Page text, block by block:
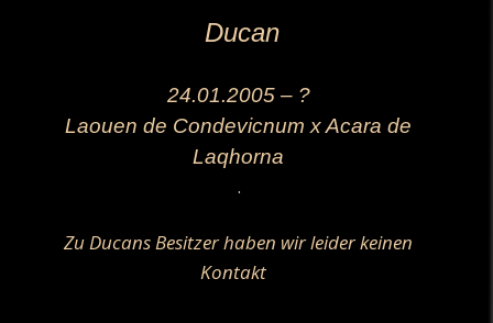
Ducan
24.01.2005 – ?
Laouen de Condevicnum x Acara de
Laqhorna
.
Zu Ducans Besitzer haben wir leider keinen
Kontakt